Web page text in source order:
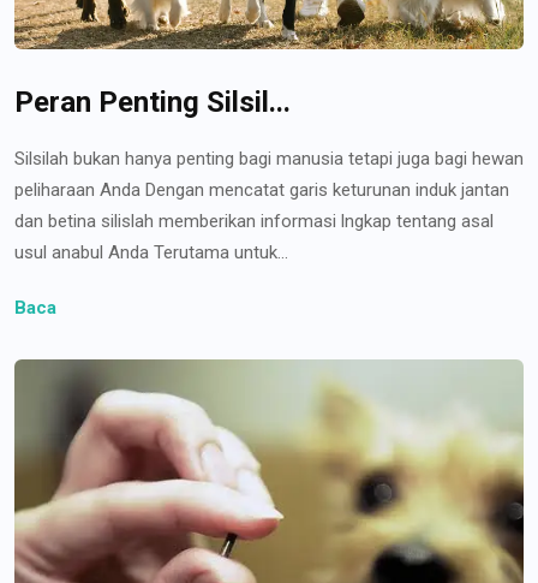
Peran Penting Silsil...
Silsilah bukan hanya penting bagi manusia tetapi juga bagi hewan
peliharaan Anda Dengan mencatat garis keturunan induk jantan
dan betina silislah memberikan informasi lngkap tentang asal
usul anabul Anda Terutama untuk...
Baca